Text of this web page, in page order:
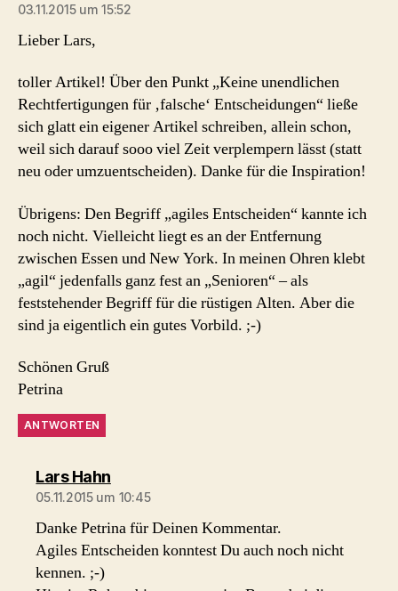
03.11.2015 um 15:52
Lieber Lars,
toller Artikel! Über den Punkt „Keine unendlichen
Rechtfertigungen für ‚falsche‘ Entscheidungen“ ließe
sich glatt ein eigener Artikel schreiben, allein schon,
weil sich darauf sooo viel Zeit verplempern lässt (statt
neu oder umzuentscheiden). Danke für die Inspiration!
Übrigens: Den Begriff „agiles Entscheiden“ kannte ich
noch nicht. Vielleicht liegt es an der Entfernung
zwischen Essen und New York. In meinen Ohren klebt
„agil“ jedenfalls ganz fest an „Senioren“ – als
feststehender Begriff für die rüstigen Alten. Aber die
sind ja eigentlich ein gutes Vorbild. ;-)
Schönen Gruß
Petrina
ANTWORTEN
Lars Hahnsagt:
05.11.2015 um 10:45
Danke Petrina für Deinen Kommentar.
Agiles Entscheiden konntest Du auch noch nicht
kennen. ;-)